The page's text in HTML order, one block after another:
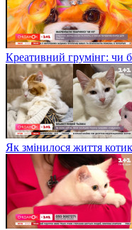
Креативний грумінг: чи
Як змінилося життя